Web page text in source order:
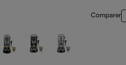
Comparer